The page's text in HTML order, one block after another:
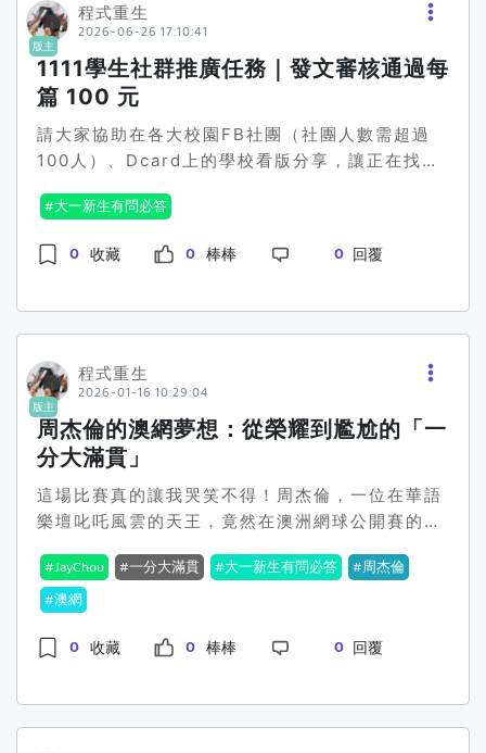
版主
程式重生
2026-06-26 17:10:41
1111學生社群推廣任務｜發文審核通過每
篇 100 元
請大家協助在各大校園FB社團（社團人數需超過
100人）、Dcard上的學校看版分享，讓正在找暑
到。 📅任務時間即日起至2026年7月10日（名額
有限先寫先贏）💰 發文獎金每篇審核通過貼文獎金
100 元 🎯推廣任務標的（同學可以從下面自行挑
萬 https:campaign.1111.com.tw2026-
https:events.1111.com.twtransfer-
1w2026● 一拉一推薦好友再得全家禮券100元
https:campaign.1111.com.twmgm● 2026 畢
業祭
https:events.1111.com.twevent25freshman●
AI產業就業博覽會
GenZ 你的職場由你定義
https:events.1111.com.tw26yfresh-
graduate 📌 發文重點請用自然一點的學生語氣，
沒找打工的人可以看這個●想找短期工讀、兼職可
1111 畢業祭●還沒找工作的可以先看看 📊 發文說
明 由於名額有限且通過審核的校園流量玩家，
大一新生有問必答
0 收藏 0 棒棒 0 回覆
版主
程式重生
2026-01-16 10:29:04
周杰倫的澳網夢想：從榮耀到尷尬的「一
分大滿貫」
這場比賽真的讓我哭笑不得！周杰倫，一位在華語
樂壇叱吒風雲的天王，竟然在澳洲網球公開賽的
的劇情實在是大寫的尷尬！😅周杰倫這次參加的
「一分大滿貫」可不是傳統的網球比賽，而是一種
就被淘汰。聽起來有趣，但實際上卻是殘酷的淘汰
到就出局了，那也無所謂，我就是來幫大家簽名
的！" 想想這樣的幽默，其實也讓人心疼。🤷‍♂️比賽
JayChou 一分大滿貫 大一新生有問必答
周杰倫
澳網
0 收藏 0 棒棒 0 回覆